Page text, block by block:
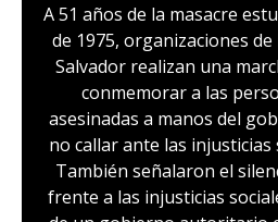
A 51 años de la masacre
de 1975, organizaciones
Salvador realizan una
conmemorar a las
asesinadas a manos del
no callar ante las injusticias
También señalaron el
frente a las injusticias